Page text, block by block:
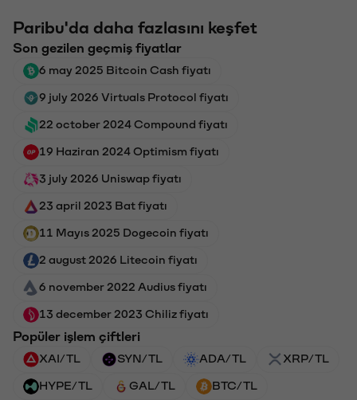
Paribu'da daha fazlasını keşfet
Son gezilen geçmiş fiyatlar
6 may 2025 Bitcoin Cash fiyatı
9 july 2026 Virtuals Protocol fiyatı
22 october 2024 Compound fiyatı
19 Haziran 2024 Optimism fiyatı
3 july 2026 Uniswap fiyatı
23 april 2023 Bat fiyatı
11 Mayıs 2025 Dogecoin fiyatı
2 august 2026 Litecoin fiyatı
6 november 2022 Audius fiyatı
13 december 2023 Chiliz fiyatı
Popüler işlem çiftleri
XAI/TL SYN/TL ADA/TL XRP/TL
HYPE/TL GAL/TL BTC/TL